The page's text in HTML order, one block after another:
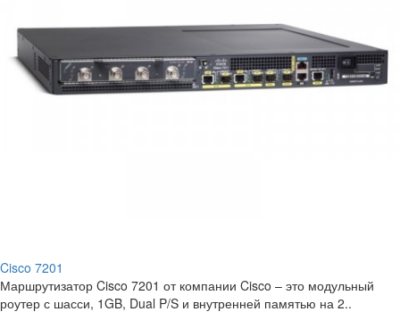
Cisco 7201
Маршрутизатор Cisco 7201 от компании Cisco – это модульный
роутер с шасси, 1GB, Dual P/S и внутренней памятью на 2..